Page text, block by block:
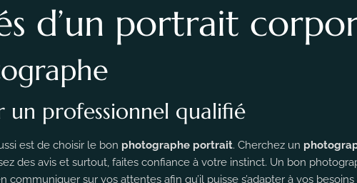
d’un portrait
professionnel qualifié
est de choisir le bon photographe portrait. Cherchez un
des avis et surtout, faites confiance à votre instinct. Un bon
sur vos attentes afin qu’il puisse s’adapter à vos